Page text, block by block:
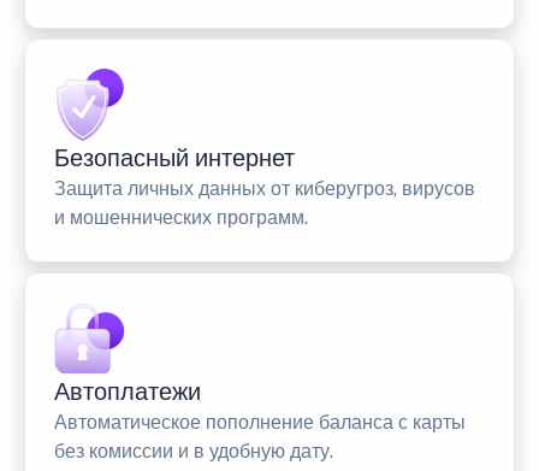
Безопасный интернет
Защита личных данных от киберугроз, вирусов
и мошеннических программ.
Автоплатежи
Автоматическое пополнение баланса с карты
без комиссии и в удобную дату.